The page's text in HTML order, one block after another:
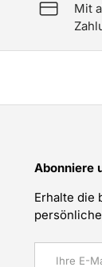
Mit
Abonniere
Erhalte die